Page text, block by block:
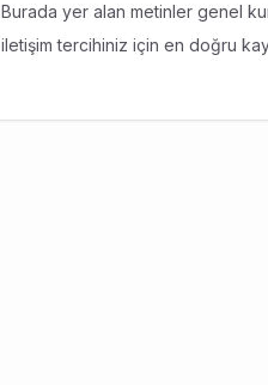
Burada yer alan metinler genel
iletişim tercihiniz için en doğru